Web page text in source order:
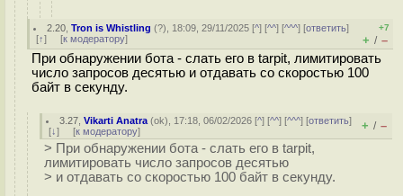
2.20 ,Tron is Whistling (?), 18:09, 29/11/2025 [^] [^^] [^^^] [ответить]
[↑] [к модератору]
+7
+ / –
При обнаружении бота - слать его в tarpit, лимитировать
число запросов десятью и отдавать со скоростью 100
байт в секунду.
3.27 ,Vikarti Anatra (ok), 17:18, 06/02/2026 [^] [^^] [^^^] [ответить]
[↓] [к модератору] + / –
> При обнаружении бота - слать его в tarpit,
лимитировать число запросов десятью
> и отдавать со скоростью 100 байт в секунду.